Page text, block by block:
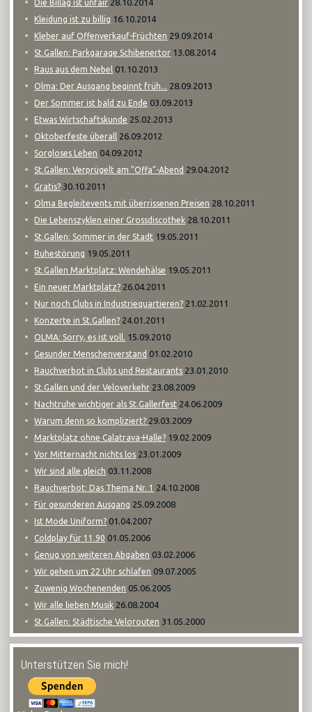
Die Billag ist unfair 28.10.2014
Kleidung ist zu billig 16.10.2014
Kleber auf Offenverkauf-Früchten 29.09.2014
St.Gallen: Parkgarage Schibenertor 13.08.2014
Raus aus dem Nebel 01.10.2013
Olma: Der Ausgang beginnt früh... 28.09.2013
Der Sommer ist bald zu Ende 03.09.2013
Etwas Wirtschaftskunde 25.02.2013
Oktoberfeste überall 26.09.2012
Sorgloses Leben 04.09.2012
St.Gallen: Verprügelt am "Offa"-Abend 29.04.2012
Gratis? 30.10.2011
Olma Begleitevents mit überrissenen Preisen 28.10.2011
Die Lebenszyklen einer Grossdiscothek 28.10.2011
St.Gallen: Sommer in der Stadt 19.05.2011
Ruhestörung 19.05.2011
St.Gallen Marktplatz: Wendehälse 19.05.2011
Ein neuer Marktplatz? 26.04.2011
Nur noch Clubs in Industriequartieren? 21.02.2011
Konzerte in St.Gallen? 24.01.2011
OLMA: Sorry, es ist voll. 15.09.2010
Gesunder Menschenverstand 01.02.2010
Rauchverbot in Clubs und Restaurants 23.01.2010
St.Gallen und der Veloverkehr 23.08.2009
Nachtruhe wichtiger als St.Gallerfest 24.06.2009
Warum denn so kompliziert? 29.03.2009
Marktplatz ohne Calatrava-Halle? 19.02.2009
Vor Mitternacht nichts los 23.01.2009
Wir sind alle gleich 03.11.2008
Rauchverbot: Das Thema Nr. 1 24.10.2008
Für gesunderen Ausgang 25.09.2008
Ist Mode Uniform? 01.04.2007
Coldplay für 11.90 01.05.2006
Genug von weiteren Abgaben 03.02.2006
Wir gehen um 22 Uhr schlafen 09.07.2005
Zuwenig Wochenenden 05.06.2005
Wir alle lieben Musik 26.08.2004
St.Gallen: Städtische Velorouten 31.05.2000
Unterstützen Sie mich!